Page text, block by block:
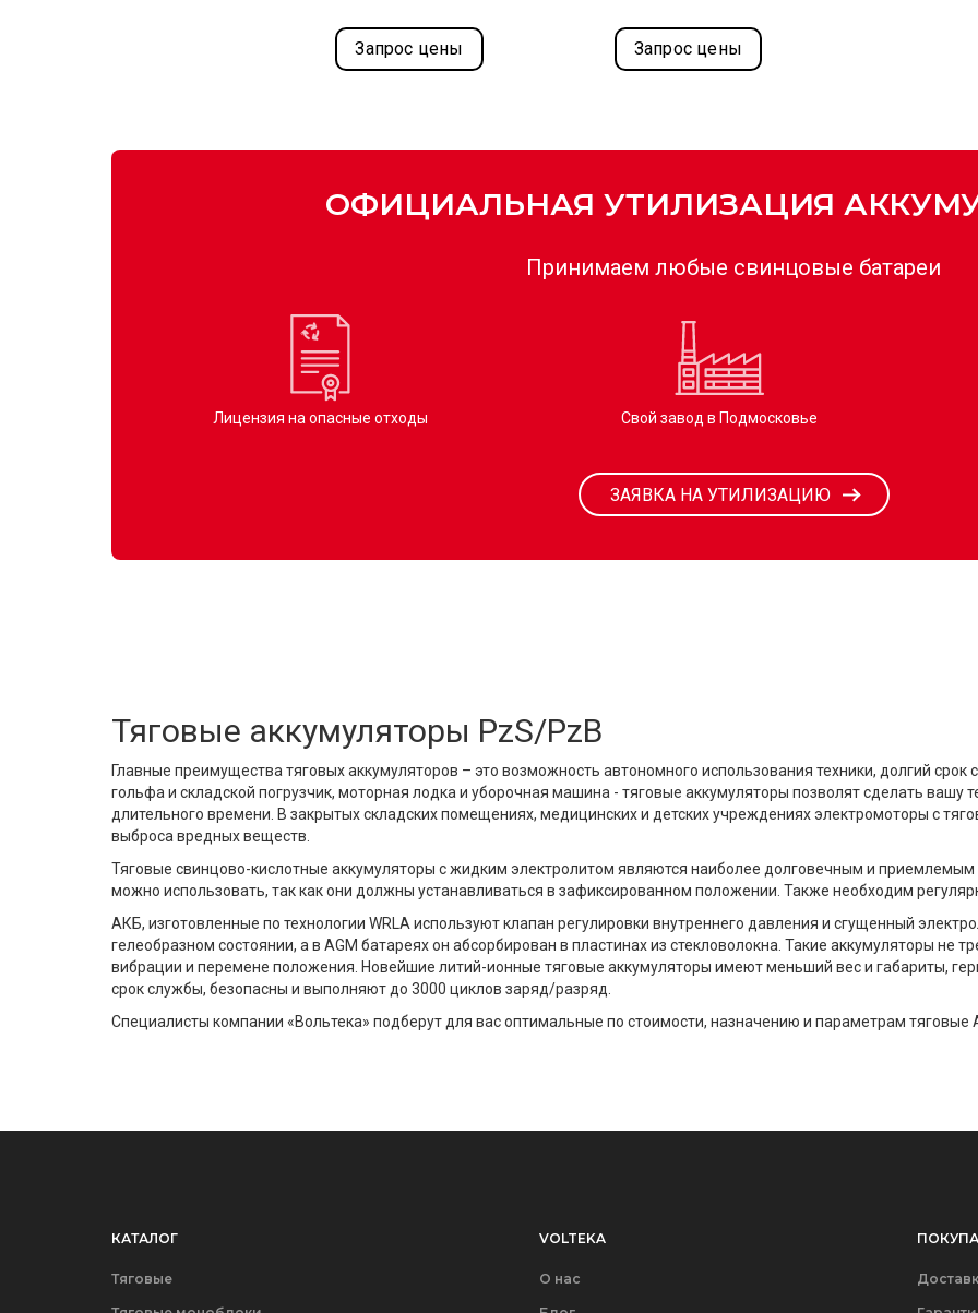
Запрос цены Запрос цены
ОФИЦИАЛЬНАЯ УТИЛИЗАЦИЯ
Принимаем любые свинцовые батареи
Лицензия на опасные отходы Свой завод в Подмосковье
ЗАЯВКА НА УТИЛИЗАЦИЮ
Тяговые аккумуляторы PzS/PzB
Главные преимущества тяговых аккумуляторов – это возможность автономного использования техники, долгий
гольфа и складской погрузчик, моторная лодка и уборочная машина - тяговые аккумуляторы позволят сделать вашу
длительного времени. В закрытых складских помещениях, медицинских и детских учреждениях электромоторы с
выброса вредных веществ.
Тяговые свинцово-кислотные аккумуляторы с жидким электролитом являются наиболее долговечным и приемлемым
можно использовать, так как они должны устанавливаться в зафиксированном положении. Также необходим
АКБ, изготовленные по технологии WRLA используют клапан регулировки внутреннего давления и сгущенный
гелеобразном состоянии, а в AGM батареях он абсорбирован в пластинах из стекловолокна. Такие аккумуляторы не
вибрации и перемене положения. Новейшие литий-ионные тяговые аккумуляторы имеют меньший вес и габариты,
срок службы, безопасны и выполняют до 3000 циклов заряд/разряд.
Специалисты компании «Вольтека» подберут для вас оптимальные по стоимости, назначению и параметрам тяговые
КАТАЛОГ
Тяговые
VOLTEKA
О нас